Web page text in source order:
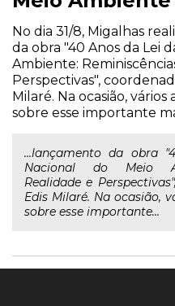
No dia 31/8, Migalhas
da obra "40 Anos da Lei
Ambiente:
Perspectivas",
Milaré. Na ocasião,
sobre esse importante
...lançamento da obra
Nacional do Meio
Realidade e
Edis Milaré. Na ocasião,
sobre esse importante...